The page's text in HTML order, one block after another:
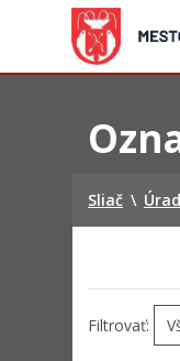
Sliač \ Úrad
Filtrovať: